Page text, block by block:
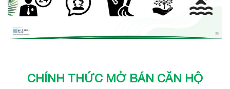
CHÍNH THỨC MỞ BÁN CĂN HỘ